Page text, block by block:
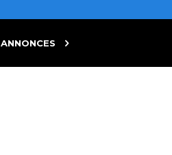
ANNONCES